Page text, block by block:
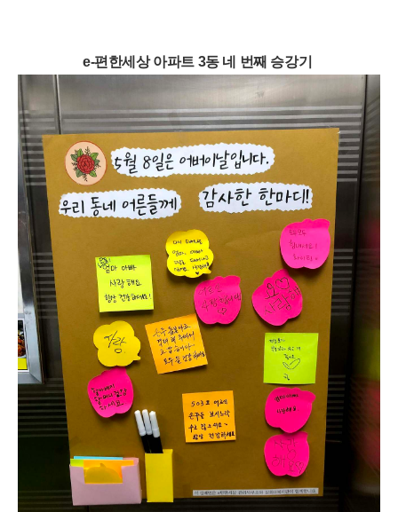
e-편한세상 아파트 3동 네 번째 승강기